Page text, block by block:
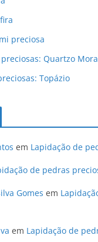
preciosa
Quartzo
Topázio
em Lapidação de
de pedras
Gomes em
em Lapidação de